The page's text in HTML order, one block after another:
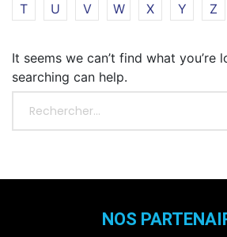
T
U V W X Y Z
It seems we can’t find what you’re
searching can help.
NOS